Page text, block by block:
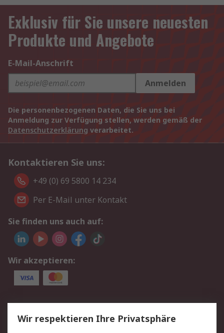
Exklusiv für Sie unsere neuesten
Produkte und Angebote
E-Mail-Anschrift
Anmelden
Die personenbezogenen Daten, die Sie uns bei
Anmeldung zur Verfügung stellen, werden gemäß der
Datenschutzerklärung verarbeitet.
Kontaktieren Sie uns:
+49 (0) 69 5800 14 234
Per E-Mail unter Kontakt
Sie finden uns auch auf:
Wir akzeptieren:
Service
Value Added Services
Lieferlösungen
Wir respektieren Ihre Privatsphäre